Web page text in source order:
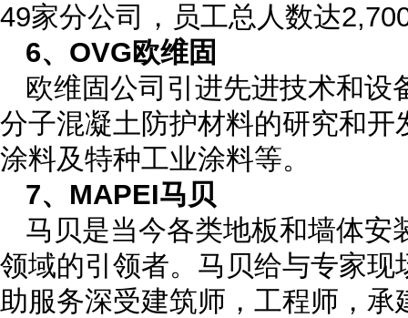
49家分公司，员工总人数达
6、OVG欧维固
欧维固公司引进先进技术和
分子混凝土防护材料的研究和
涂料及特种工业涂料等。
7、MAPEI马贝
马贝是当今各类地板和墙体安
领域的引领者。马贝给与专家
助服务深受建筑师，工程师，